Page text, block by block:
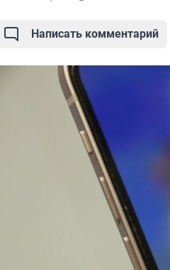
Написать комментарий